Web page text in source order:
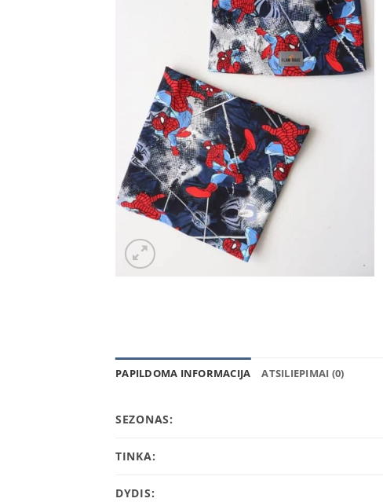
PAPILDOMA INFORMACIJA ATSILIEPIMAI (0)
SEZONAS:
TINKA:
DYDIS: